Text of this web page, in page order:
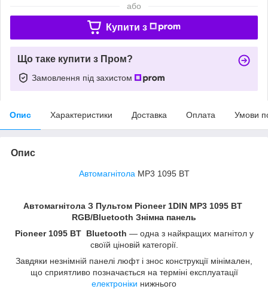
або
Купити з
Що таке купити з Пром?
Замовлення під захистом
Опис Характеристики Доставка Оплата Умови
Опис
Автомагнітола MP3 1095 BT
Автомагнітола З Пультом Pioneer 1DIN MP3 1095 BT
RGB/Bluetooth Знімна панель
Pioneer 1095 BT Bluetooth — одна з найкращих магнітол у
своїй ціновій категорії.
Завдяки незнімній панелі люфт і знос конструкції мінімален,
що сприятливо позначається на терміні експлуатації
електроніки нижнього